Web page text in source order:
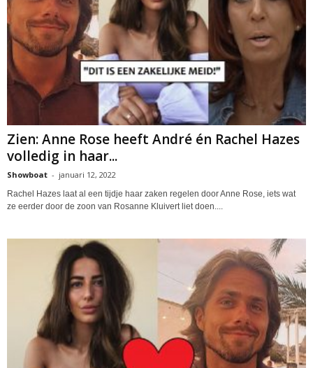
Zien: Anne Rose heeft André én Rachel Hazes
volledig in haar...
Showboat - januari 12, 2022
Rachel Hazes laat al een tijdje haar zaken regelen door Anne Rose, iets wat
ze eerder door de zoon van Rosanne Kluivert liet doen....